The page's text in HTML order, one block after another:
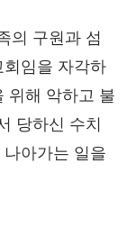
의 구원과 섬
임을 자각하
위해 악하고 불
당하신 수치
아가는 일을